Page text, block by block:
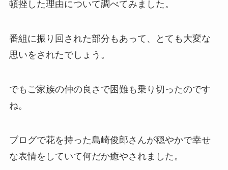
頓挫した理由について調べてみました。
番組に振り回された部分もあって、とても大変な
思いをされたでしょう。
でもご家族の仲の良さで困難も乗り切ったのです
ね。
ブログで花を持った島崎俊郎さんが穏やかで幸せ
な表情をしていて何だか癒やされました。